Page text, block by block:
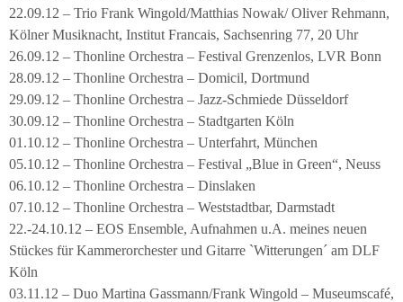
22.09.12 – Trio Frank Wingold/Matthias Nowak/ Oliver Rehmann,
Kölner Musiknacht, Institut Francais, Sachsenring 77, 20 Uhr
26.09.12 – Thonline Orchestra – Festival Grenzenlos, LVR Bonn
28.09.12 – Thonline Orchestra – Domicil, Dortmund
29.09.12 – Thonline Orchestra – Jazz-Schmiede Düsseldorf
30.09.12 – Thonline Orchestra – Stadtgarten Köln
01.10.12 – Thonline Orchestra – Unterfahrt, München
05.10.12 – Thonline Orchestra – Festival „Blue in Green“, Neuss
06.10.12 – Thonline Orchestra – Dinslaken
07.10.12 – Thonline Orchestra – Weststadtbar, Darmstadt
22.-24.10.12 – EOS Ensemble, Aufnahmen u.A. meines neuen
Stückes für Kammerorchester und Gitarre `Witterungen´ am DLF
Köln
03.11.12 – Duo Martina Gassmann/Frank Wingold – Museumscafé,